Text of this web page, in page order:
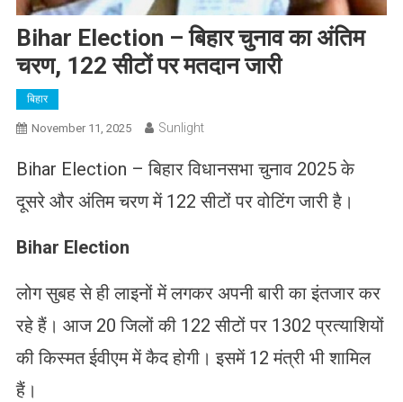
Bihar Election – बिहार चुनाव का अंतिम
चरण, 122 सीटों पर मतदान जारी
बिहार
November 11, 2025 Sunlight
Bihar Election – बिहार विधानसभा चुनाव 2025 के
दूसरे और अंतिम चरण में 122 सीटों पर वोटिंग जारी है।
Bihar Election
लोग सुबह से ही लाइनों में लगकर अपनी बारी का इंतजार कर
रहे हैं। आज 20 जिलों की 122 सीटों पर 1302 प्रत्याशियों
की क‍िस्‍मत ईवीएम में कैद होगी। इसमें 12 मंत्री भी शामिल
हैं।